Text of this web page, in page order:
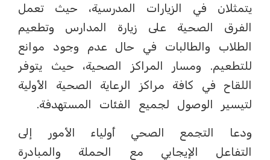
يتمثلان في الزيارات المدرسية، حيث تعمل
الفرق الصحية على زيارة المدارس وتطعيم
الطلاب والطالبات في حال عدم وجود موانع
للتطعيم. ومسار المراكز الصحية، حيث يتوفر
اللقاح في كافة مراكز الرعاية الصحية الأولية
لتيسير الوصول لجميع الفئات المستهدفة.
ودعا التجمع الصحي أولياء الأمور إلى
التفاعل الإيجابي مع الحملة والمبادرة